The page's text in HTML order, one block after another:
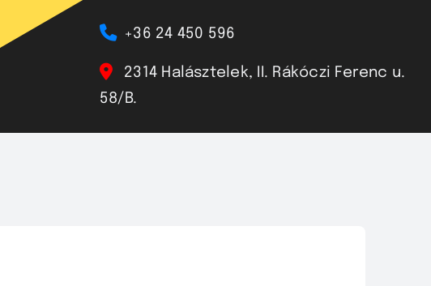
+36 24 450 596
2314 Halásztelek, II. Rákóczi Ferenc u.
58/B.